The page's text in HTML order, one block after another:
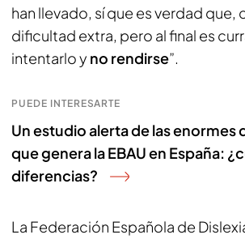
han llevado, sí que es verdad que,
dificultad extra, pero al final es
intentarlo y no rendirse”.
PUEDE INTERESARTE
Un estudio alerta de las enormes
que genera la EBAU en España:
diferencias?
La Federación Española de